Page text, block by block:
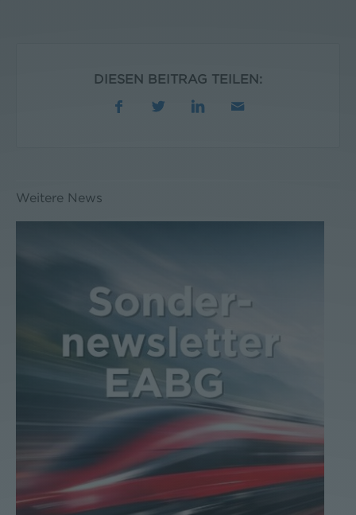
DIESEN BEITRAG TEILEN:
Weitere News